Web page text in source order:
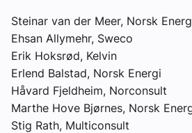
Steinar van der Meer, Norsk
Ehsan Allymehr, Sweco
Erik Hoksrød, Kelvin
Erlend Balstad, Norsk Energi
Håvard Fjeldheim, Norconsult
Marthe Hove Bjørnes, Norsk
Stig Rath, Multiconsult